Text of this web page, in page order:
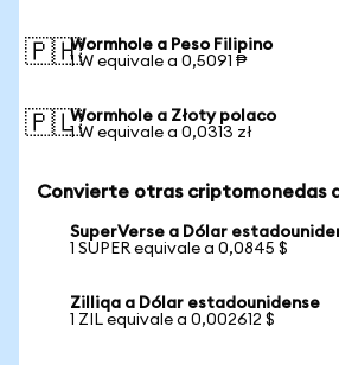
🇵🇭Wormhole a Peso Filipino
1 W equivale a 0,5091 ₱
🇵🇱Wormhole a Złoty polaco
1 W equivale a 0,0313 zł
Convierte otras criptomonedas a
SuperVerse a Dólar
1 SUPER equivale a 0,0845 $
Zilliqa a Dólar estadounidense
1 ZIL equivale a 0,002612 $